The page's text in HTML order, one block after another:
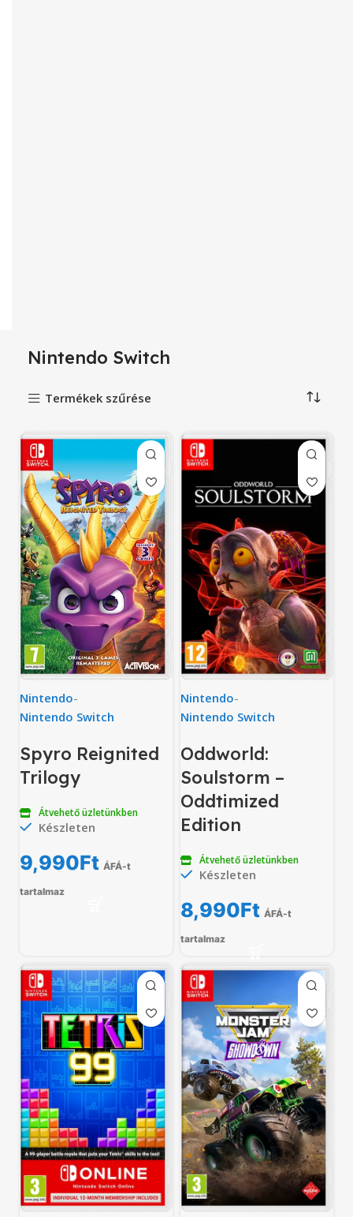
Nintendo Switch
Termékek szűrése
Nintendo-
Nintendo Switch
Spyro Reignited
Trilogy
Átvehető üzletünkben
Készleten
9,990Ft ÁFÁ-t
tartalmaz
Nintendo-
Nintendo Switch
Oddworld:
Soulstorm –
Oddtimized
Edition
Átvehető üzletünkben
Készleten
8,990Ft ÁFÁ-t
tartalmaz